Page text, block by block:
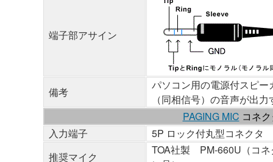
端子部アサイン
備考
パソコン用の電源付スピ
（同相信号）の音声が出力
PAGING MIC コネ
入力端子
5P ロック付丸型コネクタ
推奨マイク
TOA社製 PM-660U（コネ